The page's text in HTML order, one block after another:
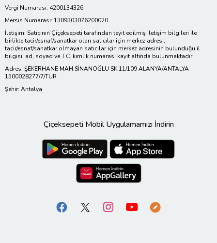
Vergi Numarası: 4200134326
Mersis Numarası: 1309303076200020
İletişim: Satıcının Çiçeksepeti tarafından teyit edilmiş iletişim bilgileri ile
birlikte tacir/esnaf/sanatkar olan satıcılar için merkez adresi;
tacir/esnaf/sanatkar olmayan satıcılar için merkez adresinin bulunduğu il
bilgisi, ad, soyad ve T.C. kimlik numarası kayıt altında bulunmaktadır.
Adres: ŞEKERHANE MAH.SİNANOĞLU SK.11/109 ALANYA/ANTALYA
1500028277/7/TUR
Şehir: Antalya
Çiçeksepeti Mobil Uygulamamızı İndirin